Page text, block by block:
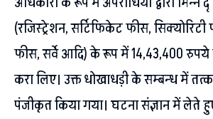
(रजिस्ट्रेशन, सर्टिफिकेट फीस,
फीस, सर्वे आदि) के रूप में 14,43,400 रुपये
करा लिए। उक्त धोखाधड़ी के सम्बन्ध में
पंजीकृत किया गया। घटना संज्ञान में लेते